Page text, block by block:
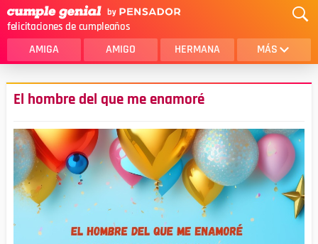
felicitaciones de cumpleaños
AMIGA AMIGO HERMANA MÁS
MAMA
AMOR
SOBRINA
HIJA
HERMANO
HIJO
NOVIA
ESPOSO
PAPA
HOMBRE
El hombre del que me enamoré